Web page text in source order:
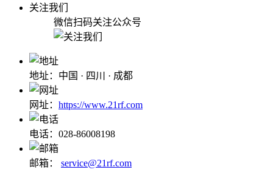
关注我们
微信扫码关注公众号
地址：中国 · 四川 · 成都
网址： https://www.21rf.com
电话：028-86008198
邮箱： service@21rf.com